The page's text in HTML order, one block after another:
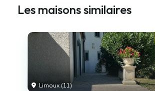
Les maisons similaires
Limoux (11)